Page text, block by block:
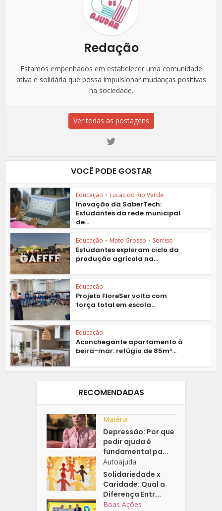
Redação
Estamos empenhados em estabelecer uma comunidade
ativa e solidária que possa impulsionar mudanças positivas
na sociedade.
Ver todas as postagens
VOCÊ PODE GOSTAR
Educação • Lucas do Rio Verde
Inovação da SaberTech:
Estudantes da rede municipal
de...
Educação • Mato Grosso • Sorriso
Estudantes exploram ciclo da
produção agrícola na...
Educação
Projeto FloreSer volta com
força total em escola...
Educação
Aconchegante apartamento à
beira-mar: refúgio de 85m²...
RECOMENDADAS
Matéria
Depressão: Por que
pedir ajuda é
fundamental pa...
Autoajuda
Solidariedade x
Caridade: Qual a
Diferença Entr...
Boas Ações